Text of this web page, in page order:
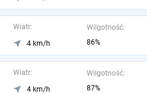
Wiatr:
4 km/h
Wilgotność:
86%
Wiatr:
4 km/h
Wilgotność:
87%